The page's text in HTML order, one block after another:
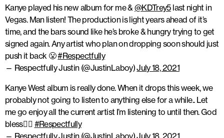
Kanye played his new album for me & @KDTrey5last night in
Vegas. Man listen! The production is light years ahead of it’s
time, and the bars sound like he’s broke & hungry trying to get
signed again. Any artist who plan on dropping soon should just
push it back 😤#Respectfully
— Respectfully Justin (@JustinLaboy)July 18, 2021
Kanye West album is really done. When it drops this week, we
probably not going to listen to anything else for a while.. Let
me go enjoy all the current artist I’m listening to until then. God
bless✌🏾 #Respectfully
— Respectfully Justin (@JustinLaboy)July 18, 2021